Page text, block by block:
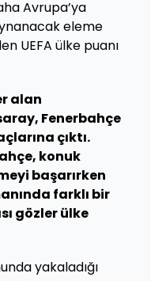
Avrupa’ya
eleme
UEFA ülke puanı
alan
Fenerbahçe
çıktı.
konuk
başarırken
farklı bir
gözler ülke
yakaladığı